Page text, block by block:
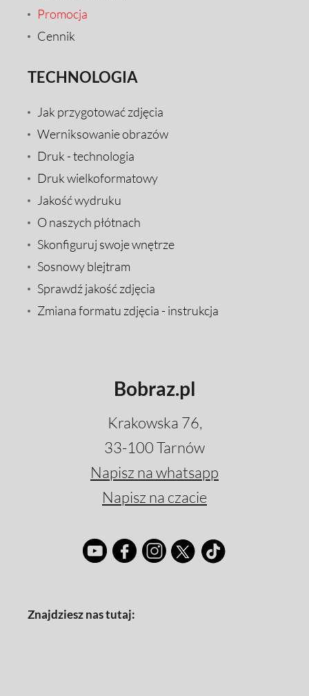
Promocja
Cennik
TECHNOLOGIA
Jak przygotować zdjęcia
Werniksowanie obrazów
Druk - technologia
Druk wielkoformatowy
Jakość wydruku
O naszych płótnach
Skonfiguruj swoje wnętrze
Sosnowy blejtram
Sprawdź jakość zdjęcia
Zmiana formatu zdjęcia - instrukcja
Bobraz.pl
Krakowska 76,
33-100 Tarnów
Napisz na whatsapp
Napisz na czacie
Znajdziesz nas tutaj: